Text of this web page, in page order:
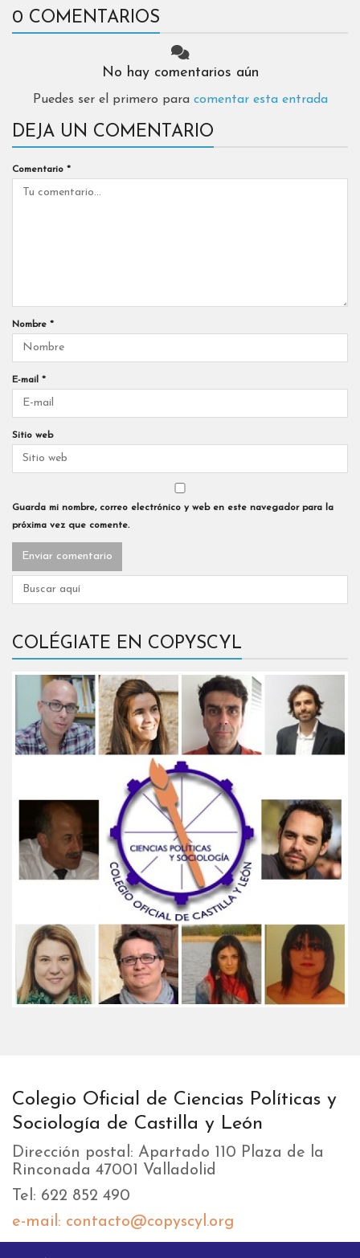
0 COMENTARIOS
No hay comentarios aún
Puedes ser el primero para comentar esta entrada
DEJA UN COMENTARIO
Comentario *
Nombre *
E-mail *
Sitio web
Guarda mi nombre, correo electrónico y web en este navegador para la
próxima vez que comente.
COLÉGIATE EN COPYSCYL
Colegio Oficial de Ciencias Políticas y
Sociología de Castilla y León
Dirección postal: Apartado 110 Plaza de la
Rinconada 47001 Valladolid
Tel: 622 852 490
e-mail: contacto@copyscyl.org